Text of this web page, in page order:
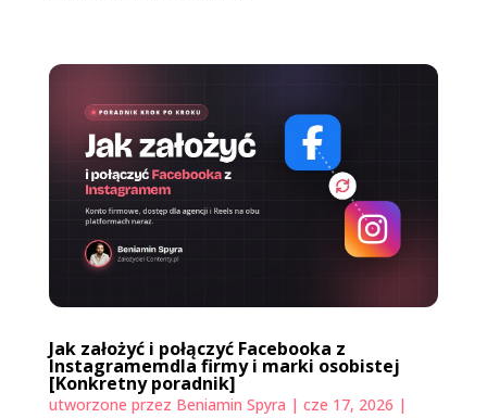
Jak założyć i połączyć Facebooka z
Instagramemdla firmy i marki osobistej
[Konkretny poradnik]
utworzone przez Beniamin Spyra | cze 17, 2026 |